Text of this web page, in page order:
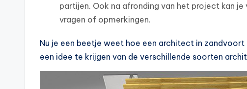
partijen. Ook na afronding van het project kan
vragen of opmerkingen.
Nu je een beetje weet hoe een architect in
een idee te krijgen van de verschillende soorten